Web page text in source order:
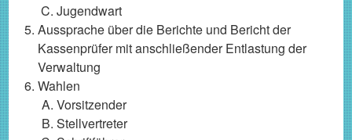
Jugendwart
Aussprache über die Berichte und Bericht der
Kassenprüfer mit anschließender Entlastung der
Verwaltung
Wahlen
Vorsitzender
Stellvertreter